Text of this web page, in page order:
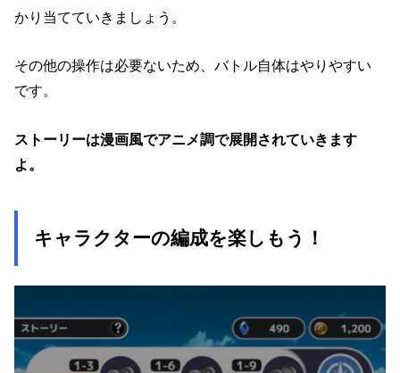
かり当てていきましょう。
その他の操作は必要ないため、バトル自体はやりやすい
です。
ストーリーは漫画風でアニメ調で展開されていきます
よ。
キャラクターの編成を楽しもう！